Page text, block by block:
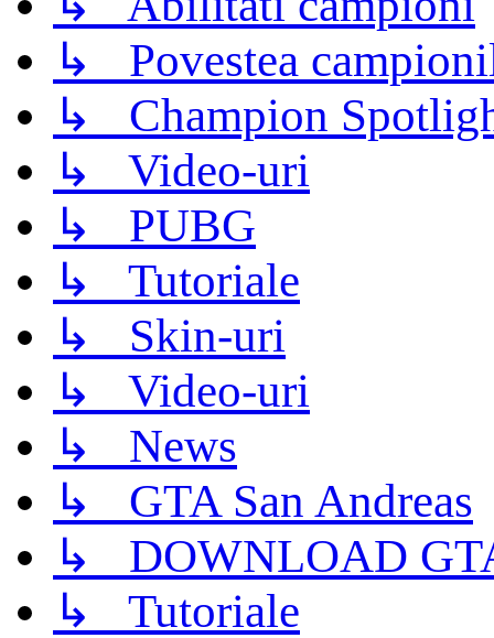
↳ Povestea
↳ Champion
↳ Video-uri
↳ PUBG
↳ Tutoriale
↳ Skin-uri
↳ Video-uri
↳ News
↳ GTA San Andreas
↳ DOWNLOAD
↳ Tutoriale